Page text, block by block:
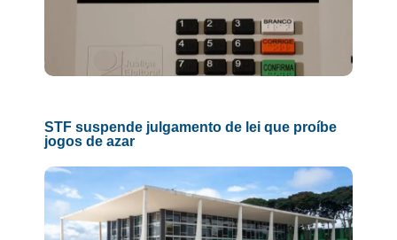
STF suspende julgamento de lei que proíbe
jogos de azar